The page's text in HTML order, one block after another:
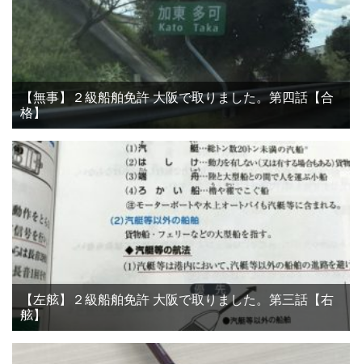
【無事】２級船舶免許 大阪で取りました。第四話【合
格】
【左舷】２級船舶免許 大阪で取りました。第三話【右
舷】